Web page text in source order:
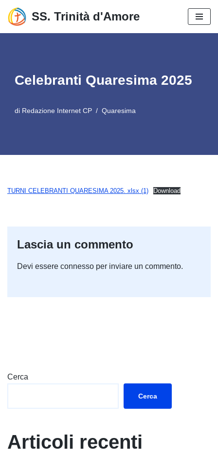
Vai
SS. Trinità d'Amore
Celebranti Quaresima 2025
di Redazione Internet CP Quaresima
TURNI CELEBRANTI QUARESIMA 2025. xlsx (1) Download
Lascia un commento
Devi essere connesso per inviare un commento.
Cerca
Cerca
Articoli recenti